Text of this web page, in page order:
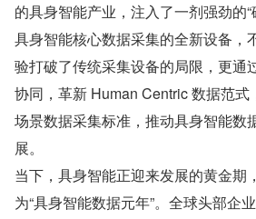
的具身智能产业，注入了一剂强劲的
具身智能核心数据采集的全新设备，
验打破了传统采集设备的局限，更通
协同，革新 Human Centric 数据范式
场景数据采集标准，推动具身智能数
展。
当下，具身智能正迎来发展的黄金期
为“具身智能数据元年”。全球头部企